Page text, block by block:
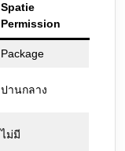
Spatie
Permission
Package
ปานกลาง
ไม่มี